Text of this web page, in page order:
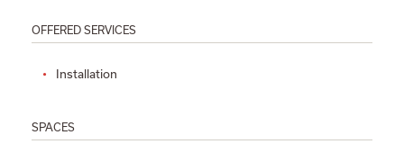
OFFERED SERVICES
Installation
SPACES